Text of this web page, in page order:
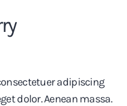
adipiscing
dolor. Aenean massa.